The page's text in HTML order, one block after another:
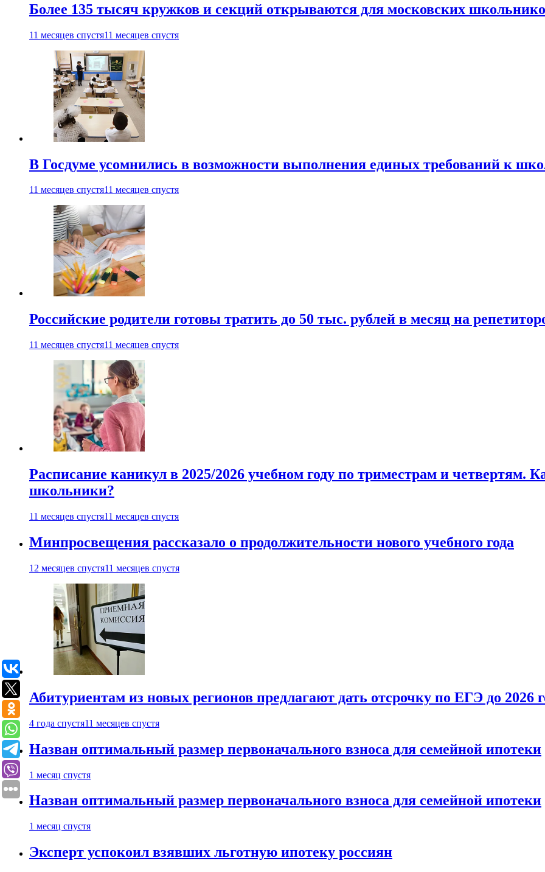
Более 135 тысяч кружков и секций открываются для московских
11 месяцев спустя11 месяцев спустя
В Госдуме усомнились в возможности выполнения единых требований к
11 месяцев спустя11 месяцев спустя
Российские родители готовы тратить до 50 тыс. рублей в месяц на
11 месяцев спустя11 месяцев спустя
Расписание каникул в 2025/2026 учебном году по триместрам и четвертям.
школьники?
11 месяцев спустя11 месяцев спустя
Минпросвещения рассказало о продолжительности нового учебного года
12 месяцев спустя11 месяцев спустя
Абитуриентам из новых регионов предлагают дать отсрочку по ЕГЭ до 2026
4 года спустя11 месяцев спустя
Назван оптимальный размер первоначального взноса для семейной ипотеки
1 месяц спустя
Назван оптимальный размер первоначального взноса для семейной ипотеки
1 месяц спустя
Эксперт успокоил взявших льготную ипотеку россиян